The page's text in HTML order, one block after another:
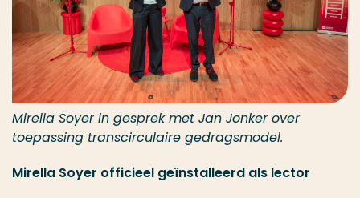
Mirella Soyer in gesprek met Jan Jonker over
toepassing transcirculaire gedragsmodel.
Mirella Soyer officieel geïnstalleerd als lector